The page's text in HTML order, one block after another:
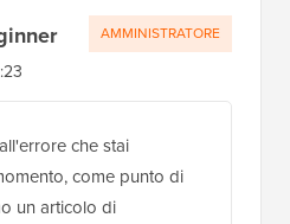
che stai
come punto di
un articolo di
AMMINISTRATORE